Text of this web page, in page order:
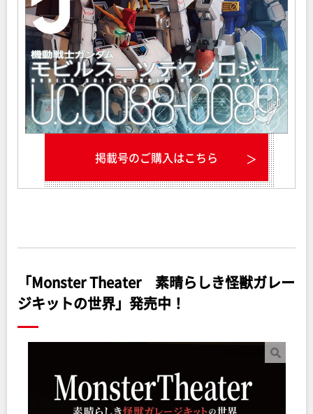
掲載号のご購入はこちら
「Monster Theater 素晴らしき怪獣ガレー
ジキットの世界」 発売中！